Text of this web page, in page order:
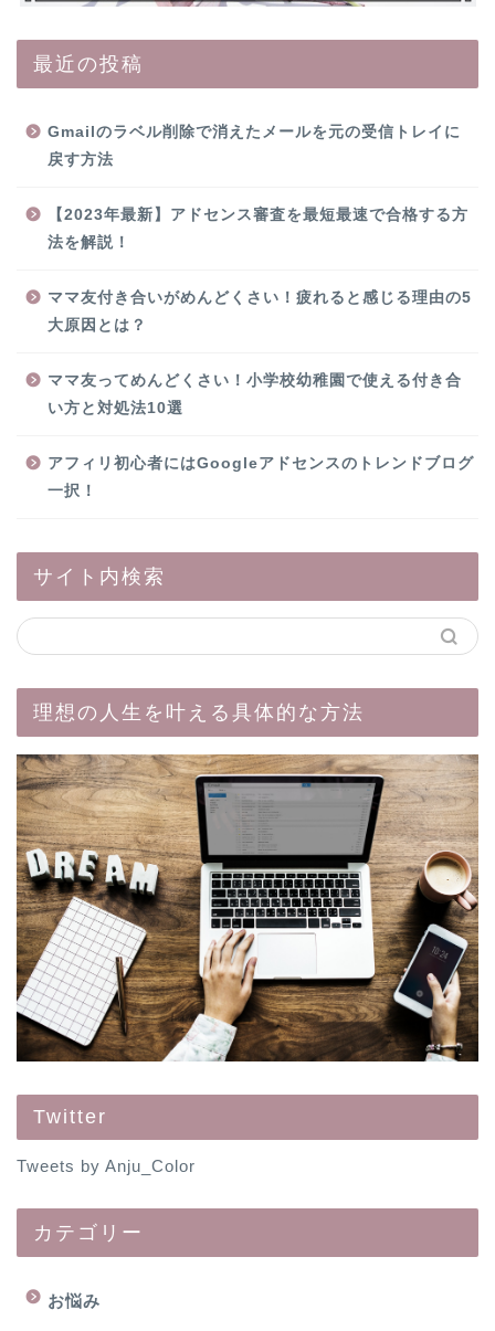
最近の投稿
Gmailのラベル削除で消えたメールを元の受信トレイに
戻す方法
【2023年最新】アドセンス審査を最短最速で合格する方
法を解説！
ママ友付き合いがめんどくさい！疲れると感じる理由の5
大原因とは？
ママ友ってめんどくさい！小学校幼稚園で使える付き合
い方と対処法10選
アフィリ初心者にはGoogleアドセンスのトレンドブログ
一択！
サイト内検索
理想の人生を叶える具体的な方法
Twitter
Tweets by Anju_Color
カテゴリー
お悩み